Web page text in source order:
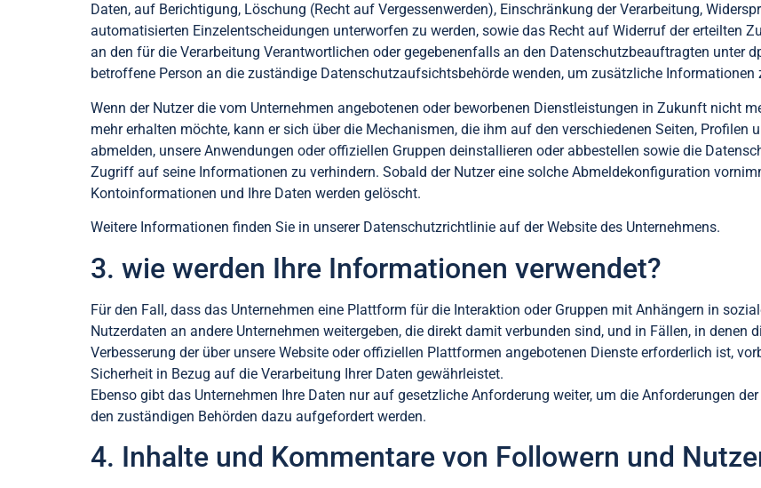
Daten, auf Berichtigung, Löschung (Recht auf Vergessenwerden), Einschränkung der Verarbeitung,
automatisierten Einzelentscheidungen unterworfen zu werden, sowie das Recht auf Widerruf der erteilten
an den für die Verarbeitung Verantwortlichen oder gegebenenfalls an den Datenschutzbeauftragten unter
betroffene Person an die zuständige Datenschutzaufsichtsbehörde wenden, um zusätzliche Informationen
Wenn der Nutzer die vom Unternehmen angebotenen oder beworbenen Dienstleistungen in Zukunft nicht
mehr erhalten möchte, kann er sich über die Mechanismen, die ihm auf den verschiedenen Seiten, Profilen
abmelden, unsere Anwendungen oder offiziellen Gruppen deinstallieren oder abbestellen sowie die
Zugriff auf seine Informationen zu verhindern. Sobald der Nutzer eine solche Abmeldekonfiguration
Kontoinformationen und Ihre Daten werden gelöscht.
Weitere Informationen finden Sie in unserer Datenschutzrichtlinie auf der Website des Unternehmens.
3. wie werden Ihre Informationen verwendet?
Für den Fall, dass das Unternehmen eine Plattform für die Interaktion oder Gruppen mit Anhängern in
Nutzerdaten an andere Unternehmen weitergeben, die direkt damit verbunden sind, und in Fällen, in
Verbesserung der über unsere Website oder offiziellen Plattformen angebotenen Dienste erforderlich ist,
Sicherheit in Bezug auf die Verarbeitung Ihrer Daten gewährleistet.
Ebenso gibt das Unternehmen Ihre Daten nur auf gesetzliche Anforderung weiter, um die Anforderungen
den zuständigen Behörden dazu aufgefordert werden.
4. Inhalte und Kommentare von Followern und